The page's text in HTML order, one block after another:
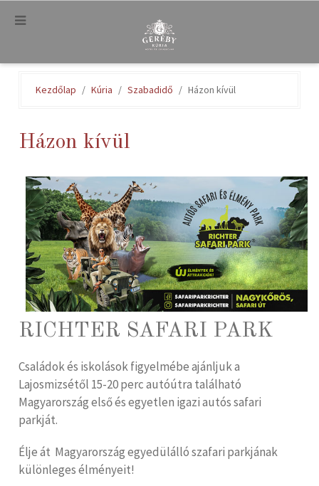
.
Kezdőlap Kúria Szabadidő Házon kívül
Házon kívül
RICHTER SAFARI PARK
Családok és iskolások figyelmébe ajánljuk a
Lajosmizsétől 15-20 perc autóútra található
Magyarország első és egyetlen igazi autós safari
parkját.
Élje át Magyarország egyedülálló szafari parkjának
különleges élményeit!